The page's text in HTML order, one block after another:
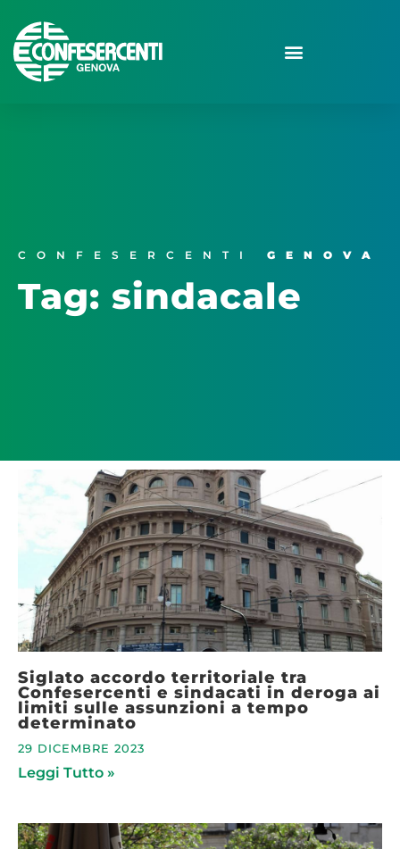
CONFESERCENTI GENOVA
Tag: sindacale
Siglato accordo territoriale tra
Confesercenti e sindacati in deroga ai
limiti sulle assunzioni a tempo
determinato
29 DICEMBRE 2023
Leggi Tutto »